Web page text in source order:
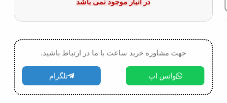
جهت مشاوره خرید ساعت با ما در ارتباط باشید.
واتس اپ تلگرام